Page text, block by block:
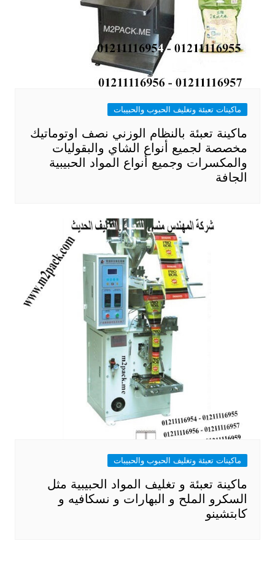
ماكينات تعبئة وتغليف الحبوب والحبيبات
ماكينة تعبئة بالنظام الوزني نصف اوتوماتيك
مخصصة لجميع أنواع الشاي والبقوليات
والمكسرات وجميع أنواع المواد الحبيبية
الجافة
ماكينات تعبئة وتغليف الحبوب والحبيبات
ماكينة تعبئة و تغليف المواد الحبيبية مثل
السكرو الملح و البهارات و نسكافيه و
كابتشينو